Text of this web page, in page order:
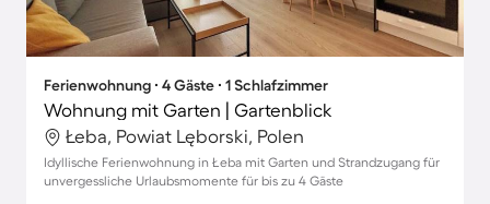
Ferienwohnung ∙ 4 Gäste ∙ 1 Schlafzimmer
Wohnung mit Garten | Gartenblick
Łeba, Powiat Lęborski, Polen
Idyllische Ferienwohnung in Łeba mit Garten und Strandzugang für
unvergessliche Urlaubsmomente für bis zu 4 Gäste